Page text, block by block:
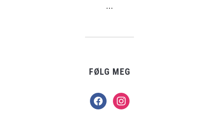
…
FØLG MEG
facebookinstagram